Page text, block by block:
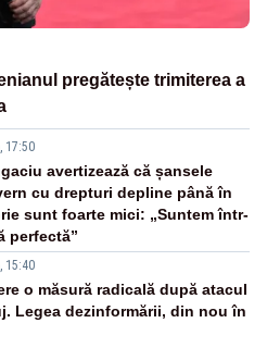
pregătește trimiterea a
17:50
avertizează că șansele
cu drepturi depline până în
sunt foarte mici: „Suntem într-
perfectă”
15:40
o măsură radicală după atacul
Legea dezinformării, din nou în